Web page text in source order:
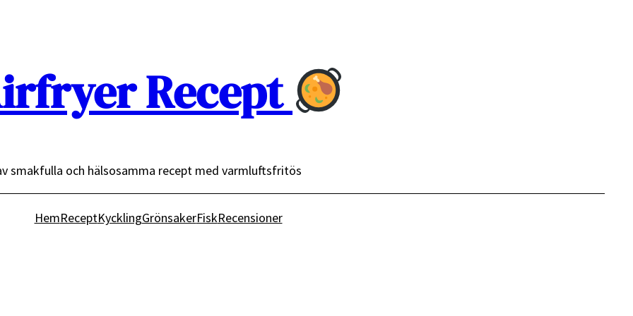
Recept
smakfulla och hälsosamma recept med varmluftsfritös
HemReceptKycklingGrönsakerFiskRecensioner